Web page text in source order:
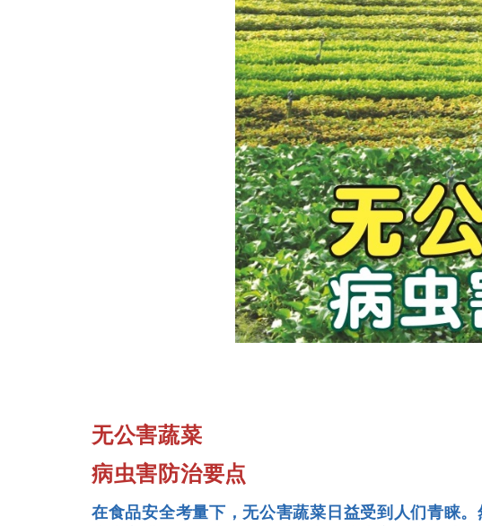
无公害蔬菜
病虫害防治要点
在食品安全考量下，无公害蔬菜日益受到人们青睐